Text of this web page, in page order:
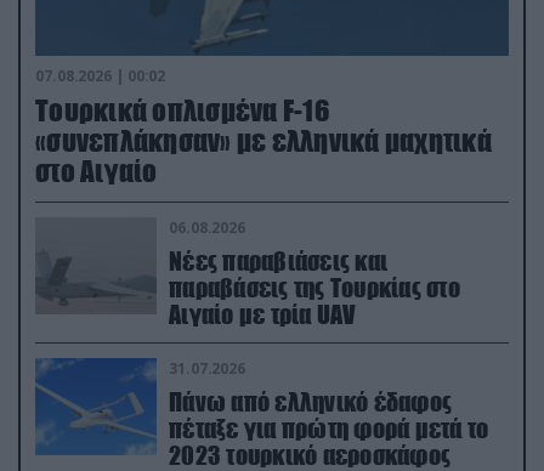
07.08.2026 | 00:02
Τουρκικά οπλισμένα F-16
«συνεπλάκησαν» με ελληνικά μαχητικά
στο Αιγαίο
06.08.2026
Νέες παραβιάσεις και
παραβάσεις της Τουρκίας στο
Αιγαίο με τρία UAV
31.07.2026
Πάνω από ελληνικό έδαφος
πέταξε για πρώτη φορά μετά το
2023 τουρκικό αεροσκάφος